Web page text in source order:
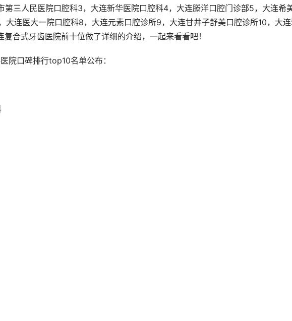
第三人民医院口腔科3，大连新华医院口腔科4，大连滕洋口腔门诊部5，大连希
大连医大一院口腔科8，大连元素口腔诊所9，大连甘井子舒美口腔诊所10，大
合式牙齿医院前十位做了详细的介绍，一起来看看吧！
院口碑排行top10名单公布：